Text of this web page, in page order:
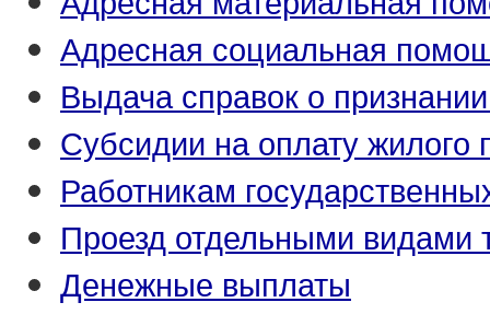
Адресная социальная
Выдача справок о
Субсидии на оплату
Работникам
Проезд отдельными видами
Денежные выплаты